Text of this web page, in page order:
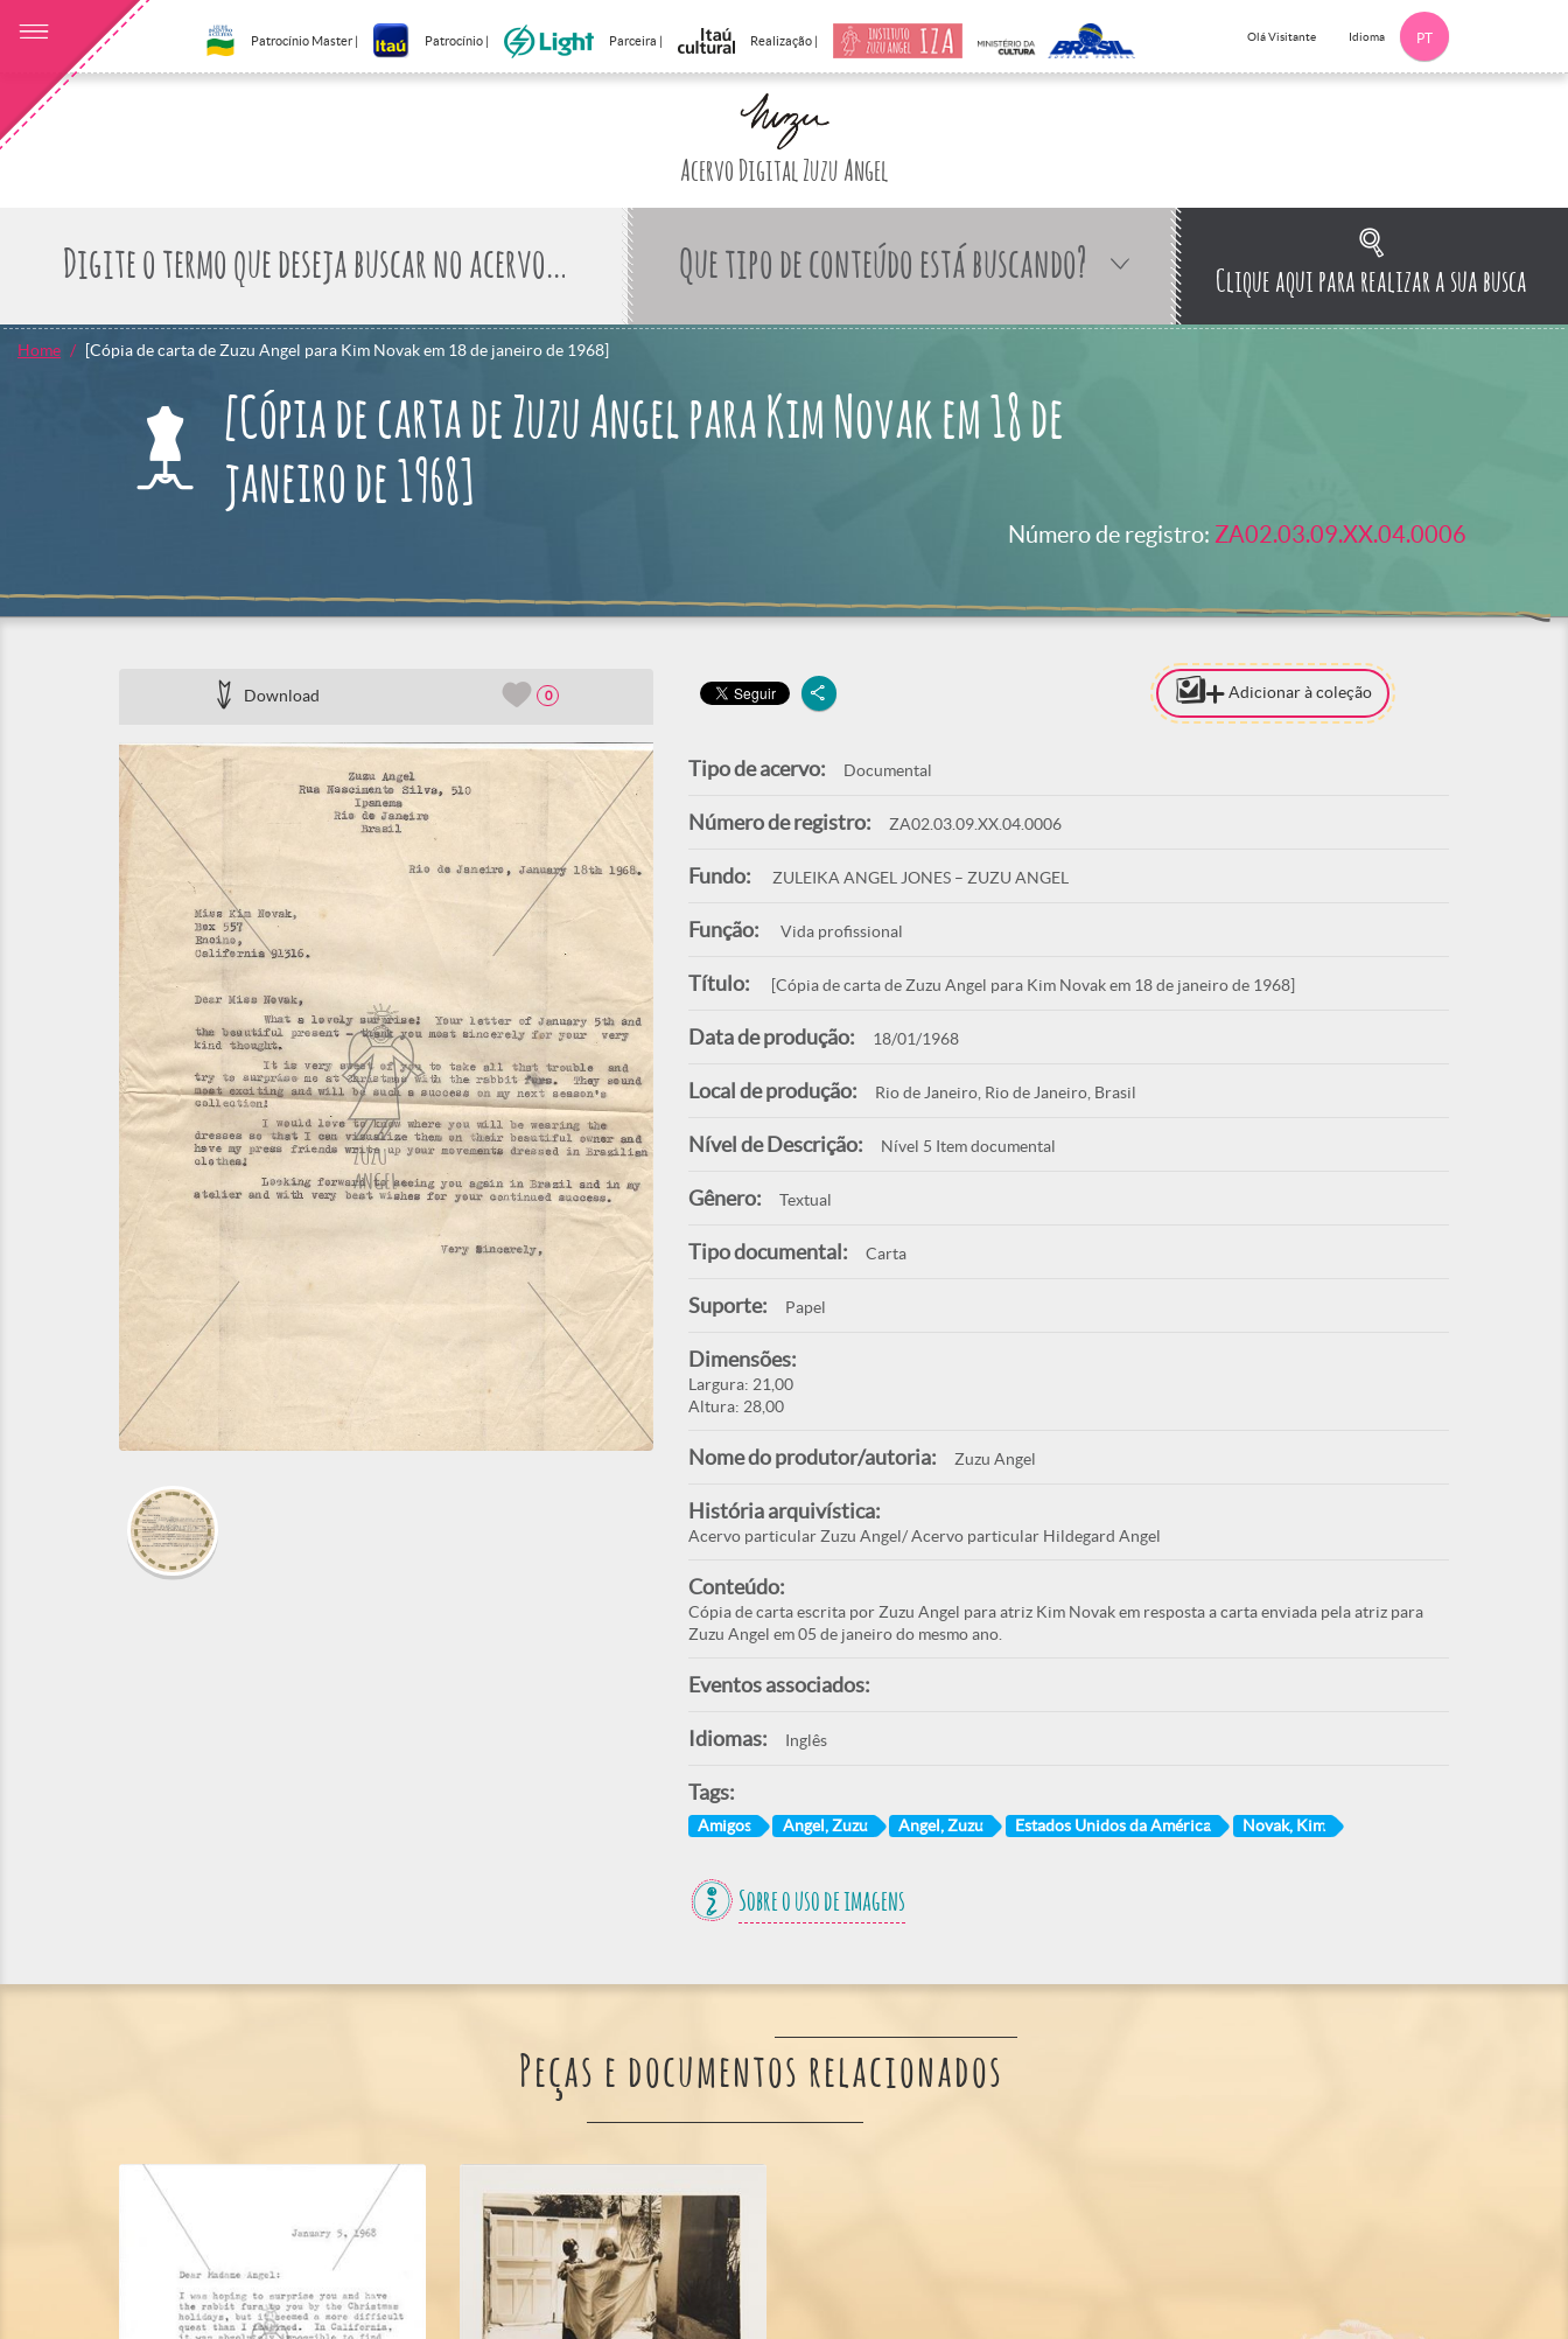
Patrocínio Master | Patrocínio | Parceira | Realização | Olá Visitante Idioma PT
Acervo Digital Zuzu Angel
Que tipo de conteúdo está buscando? Clique aqui para realizar a sua busca
Home [Cópia de carta de Zuzu Angel para Kim Novak em 18 de janeiro de 1968]
[Cópia de carta de Zuzu Angel para Kim Novak em 18 de
janeiro de 1968]
Número de registro: ZA02.03.09.XX.04.0006
Download 0 Adicionar à coleção
Tipo de acervo: Documental
Número de registro: ZA02.03.09.XX.04.0006
Fundo: ZULEIKA ANGEL JONES – ZUZU ANGEL
Função: Vida profissional
Título: [Cópia de carta de Zuzu Angel para Kim Novak em 18 de janeiro de 1968]
Data de produção: 18/01/1968
Local de produção: Rio de Janeiro, Rio de Janeiro, Brasil
Nível de Descrição: Nível 5 Item documental
Gênero: Textual
Tipo documental: Carta
Suporte: Papel
Dimensões:
Largura: 21,00
Altura: 28,00
Nome do produtor/autoria: Zuzu Angel
História arquivística:
Acervo particular Zuzu Angel/ Acervo particular Hildegard Angel
Conteúdo:
Cópia de carta escrita por Zuzu Angel para atriz Kim Novak em resposta a carta enviada pela atriz para
Zuzu Angel em 05 de janeiro do mesmo ano.
Eventos associados:
Idiomas: Inglês
Tags:
Amigos Angel, Zuzu Angel, Zuzu Estados Unidos da América Novak, Kim
Sobre o uso de imagens
Peças e documentos relacionados